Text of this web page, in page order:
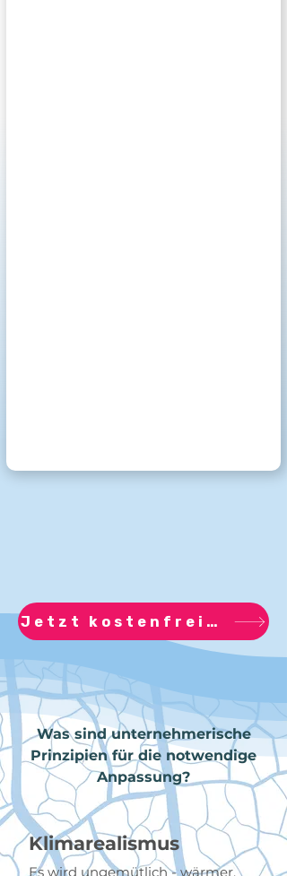
Jetzt kostenfreien Resilienz-Check erhalten!
Was sind unternehmerische
Prinzipien für die notwendige
Anpassung?
Klimarealismus
Es wird ungemütlich - wärmer,